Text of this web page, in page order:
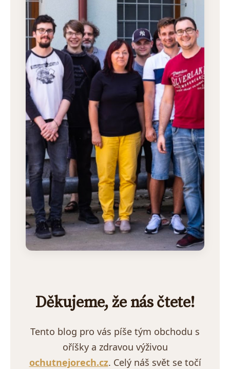
Děkujeme, že nás čtete!
Tento blog pro vás píše tým obchodu s
oříšky a zdravou výživou
ochutnejorech.cz. Celý náš svět se točí